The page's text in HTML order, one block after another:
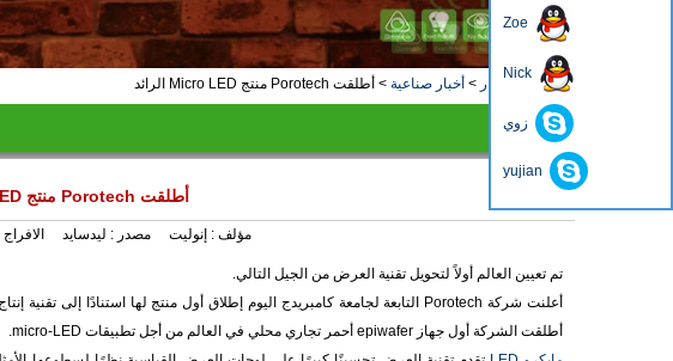
4
منزل، بيت أخبار > أخبار صناعية > أطلقت Porotech منتج Micro LED الرائد
أخبار
أطلقت Porotech منتج Micro LED الرائد
مؤلف : إنوليت مصدر : ليدسايد
تم تعيين العالم أولاً لتحويل تقنية العرض من الجيل التالي.
أطلقت الشركة أول جهاز epiwafer أحمر تجاري محلي في العالم من أجل تطبيقات micro-LED.
زوي